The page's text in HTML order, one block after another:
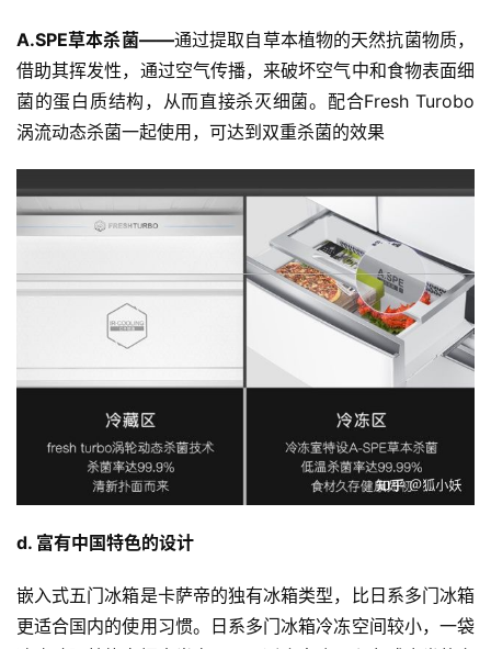
A.SPE草本杀菌——通过提取自草本植物的天然抗菌物质，
借助其挥发性，通过空气传播，来破坏空气中和食物表面细
菌的蛋白质结构，从而直接杀灭细菌。配合Fresh Turobo
涡流动态杀菌一起使用，可达到双重杀菌的效果
d. 富有中国特色的设计
嵌入式五门冰箱是卡萨帝的独有冰箱类型，比日系多门冰箱
更适合国内的使用习惯。日系多门冰箱冷冻空间较小，一袋